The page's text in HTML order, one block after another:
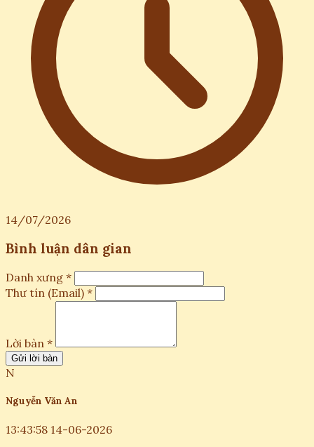
14/07/2026
Bình luận dân gian
Danh xưng *
Thư tín (Email) *
Lời bàn *
Gửi lời bàn
N
Nguyễn Văn An
13:43:58 14-06-2026